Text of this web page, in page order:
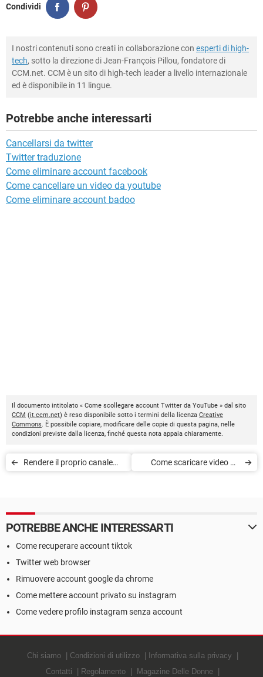
Condividi
I nostri contenuti sono creati in collaborazione con esperti di high-
tech, sotto la direzione di Jean-François Pillou, fondatore di
CCM.net. CCM è un sito di high-tech leader a livello internazionale
ed è disponibile in 11 lingue.
Potrebbe anche interessarti
Cancellarsi da twitter
Twitter traduzione
Come eliminare account facebook
Come cancellare un video da youtube
Come eliminare account badoo
Il documento intitolato « Come scollegare account Twitter da YouTube » dal sito
CCM (it.ccm.net) è reso disponibile sotto i termini della licenza Creative
Commons. È possibile copiare, modificare delle copie di questa pagina, nelle
condizioni previste dalla licenza, finché questa nota appaia chiaramente.
Rendere il proprio canale
Come scaricare video da
POTREBBE ANCHE INTERESSARTI
Come recuperare account tiktok
Twitter web browser
Rimuovere account google da chrome
Come mettere account privato su instagram
Come vedere profilo instagram senza account
Chi siamo Condizioni di utilizzo
Informativa sulla privacy
Contatti
Regolamento Magazine Delle Donne